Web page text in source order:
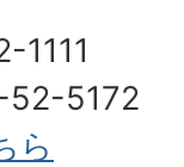
1111
52-5172
ら